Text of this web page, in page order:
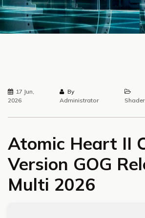
17 Jun,
2026
By
Administrator
Atomic Heart II
Version GOG
Multi 2026